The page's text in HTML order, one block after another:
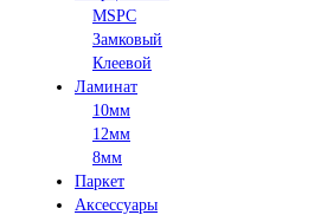
MSPC
Замковый
Клеевой
Ламинат
10мм
12мм
8мм
Паркет
Аксессуары